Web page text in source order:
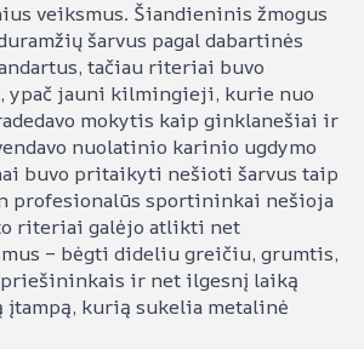
veiksmus. Šiandieninis žmogus
šarvus pagal dabartinės
tačiau riteriai buvo
ypač jauni kilmingieji, kurie nuo
mokytis kaip ginklanešiai ir
nuolatinio karinio ugdymo
buvo pritaikyti nešioti šarvus taip
profesionalūs sportininkai nešioja
riteriai galėjo atlikti net
– bėgti dideliu greičiu, grumtis,
ir net ilgesnį laiką
kurią sukelia metalinė